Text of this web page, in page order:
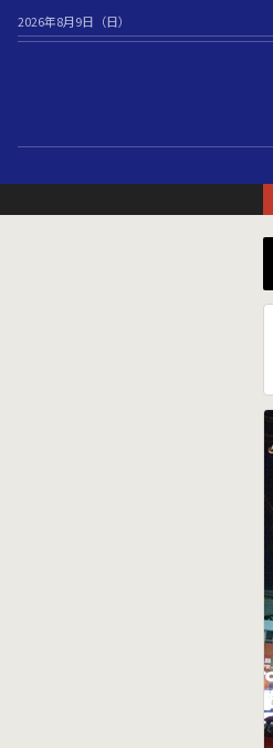
2026年8月9日（日）